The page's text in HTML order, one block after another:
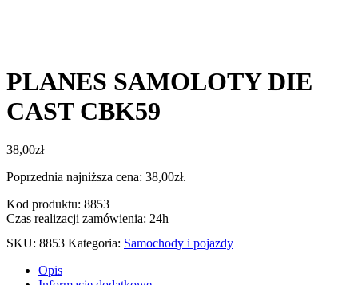
PLANES SAMOLOTY DIE
CAST CBK59
38,00zł
Poprzednia najniższa cena: 38,00zł.
Kod produktu: 8853
Czas realizacji zamówienia: 24h
SKU: 8853 Kategoria: Samochody i pojazdy
Opis